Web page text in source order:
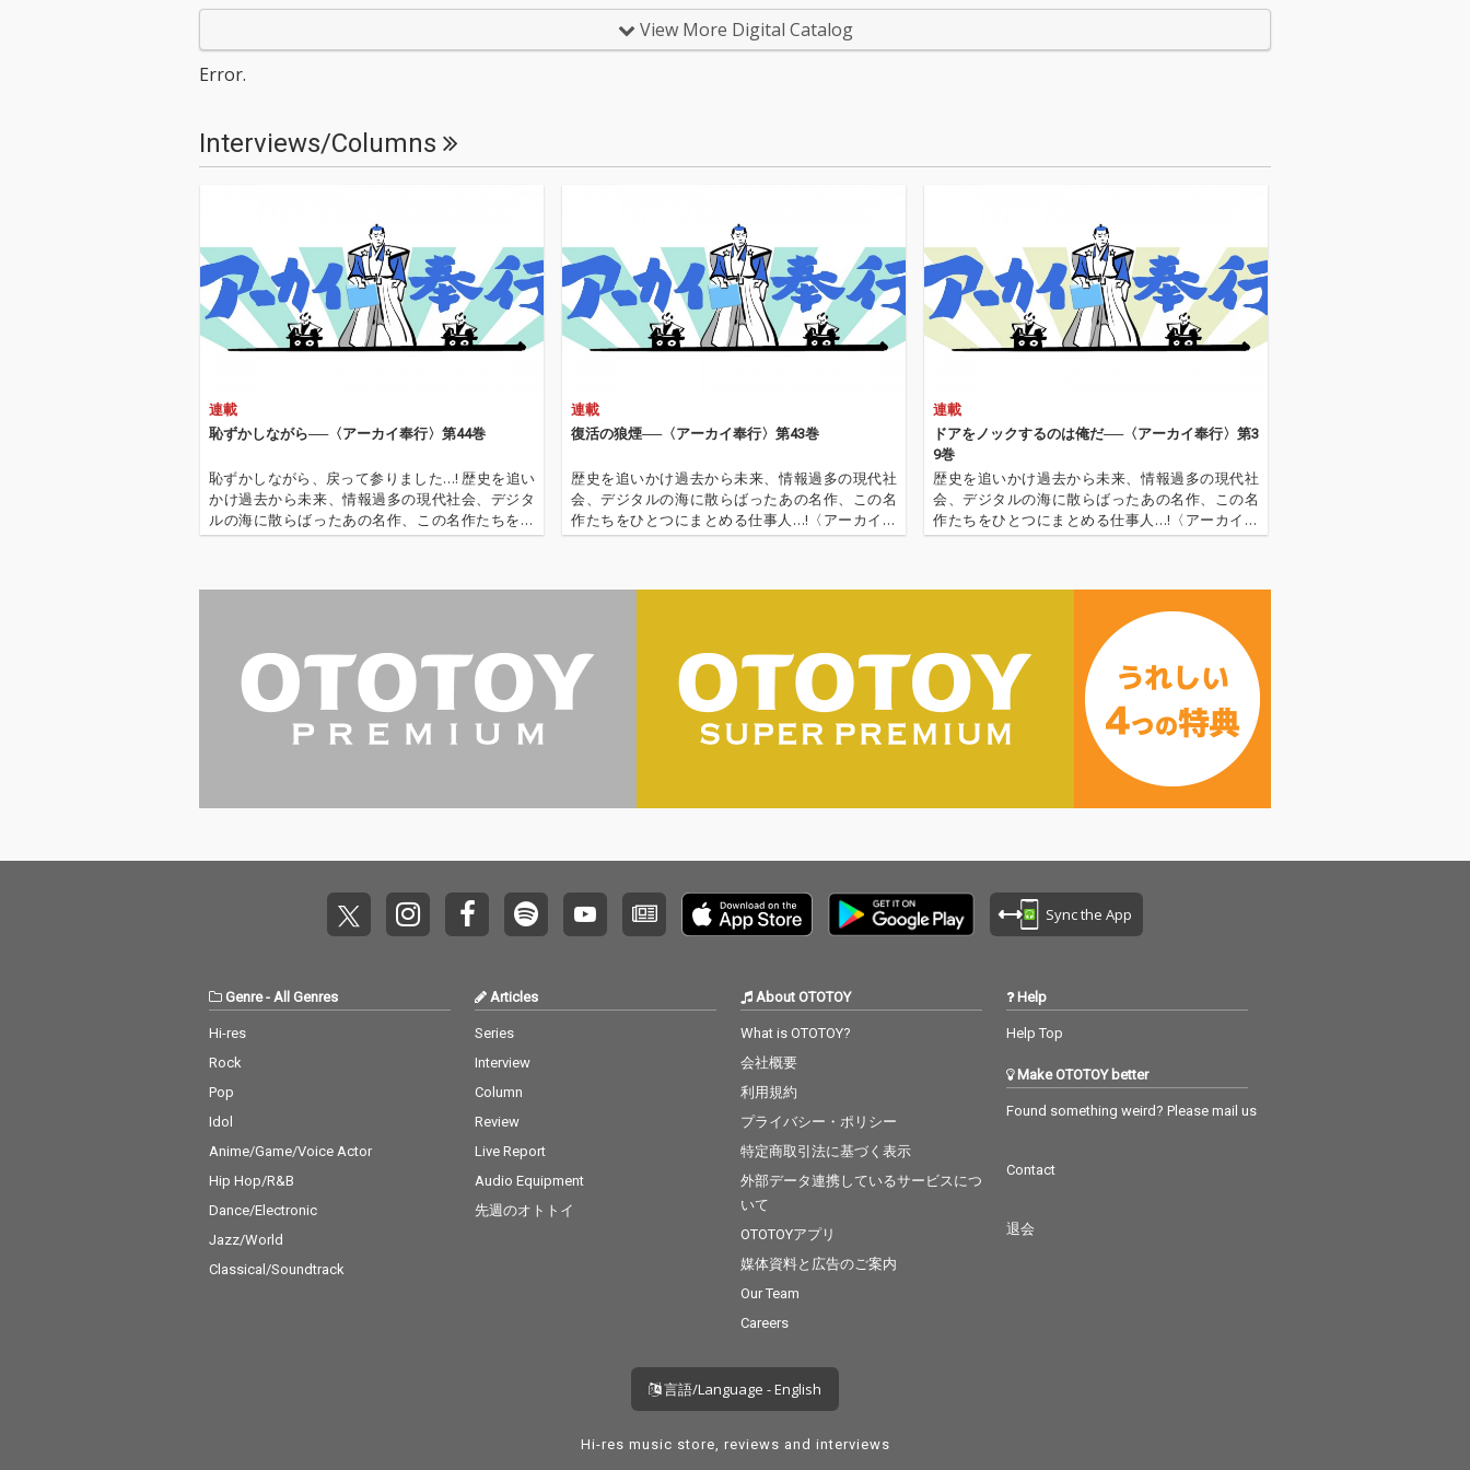
View More Digital Catalog
Error.
Interviews/Columns
連載
恥ずかしながら──〈アーカイ奉行〉第44巻
恥ずかしながら、戻って参りました…! 歴史を追い
かけ過去から未来、情報過多の現代社会、デジタ
ルの海に散らばったあの名作、この名作たちをひ
とつにまとめる仕事人…!〈アーカイ奉行〉が今日
連載
復活の狼煙──〈アーカイ奉行〉第43巻
歴史を追いかけ過去から未来、情報過多の現代社
会、デジタルの海に散らばったあの名作、この名
作たちをひとつにまとめる仕事人…!〈アーカイ奉
行〉が今日もデジタルの乱世を治める… '''〈アーカ
連載
ドアをノックするのは俺だ──〈アーカイ奉行〉第3
9巻
歴史を追いかけ過去から未来、情報過多の現代社
会、デジタルの海に散らばったあの名作、この名
作たちをひとつにまとめる仕事人…!〈アーカイ奉
行〉が今日もデジタルの乱世を治める…!'''〈アーカ
Sync the App
Genre- All Genres
Hi-res
Rock
Pop
Idol
Anime/Game/Voice Actor
Hip Hop/R&B
Dance/Electronic
Jazz/World
Classical/Soundtrack
Articles
Series
Interview
Column
Review
Live Report
Audio Equipment
先週のオトトイ
About OTOTOY
What is OTOTOY?
会社概要
利用規約
プライバシー・ポリシー
特定商取引法に基づく表示
外部データ連携しているサービスにつ
いて
OTOTOYアプリ
媒体資料と広告のご案内
Our Team
Careers
Help
Help Top
Make OTOTOY better
Found something weird? Please mail us
Contact
退会
言語/Language - English
Hi-res music store, reviews and interviews